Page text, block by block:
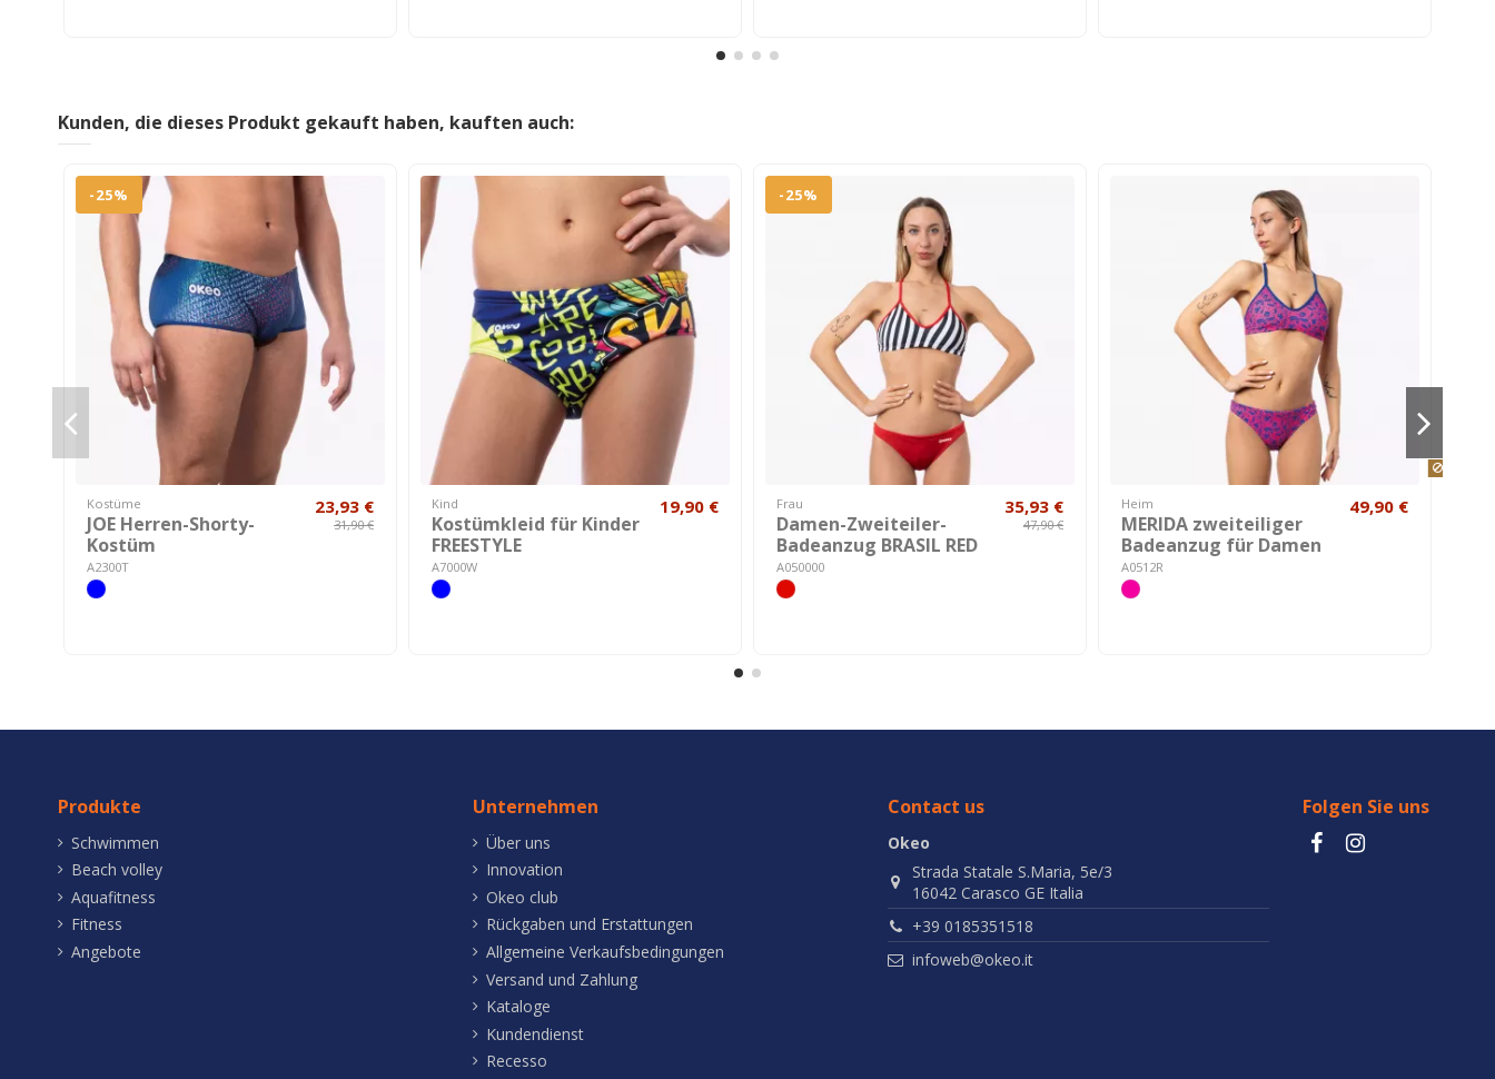
Kunden, die dieses Produkt gekauft haben, kauften auch:
-25%
Kostüme
JOE Herren-Shorty-
Kostüm
A2300T
23,93 €
31,90 €
Kind
Kostümkleid für Kinder
FREESTYLE
A7000W
19,90 €
-25%
Frau
Damen-Zweiteiler-
Badeanzug BRASIL RED
A050000
35,93 €
47,90 €
Heim
MERIDA zweiteiliger
Badeanzug für Damen
A0512R
49,90 €
Produkte
Schwimmen
Beach volley
Aquafitness
Fitness
Angebote
Unternehmen
Über uns
Innovation
Okeo club
Rückgaben und Erstattungen
Allgemeine Verkaufsbedingungen
Versand und Zahlung
Kataloge
Kundendienst
Recesso
Contact us
Okeo
Strada Statale S.Maria, 5e/3
16042 Carasco GE Italia
+39 0185351518
infoweb@okeo.it
Folgen Sie uns